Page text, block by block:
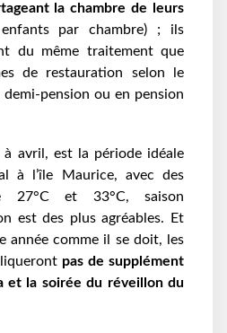
la chambre de leurs
par chambre) ; ils
du même traitement que
de restauration selon le
pension ou en pension
à avril, est la période idéale
à l’île Maurice, avec des
27°C et 33°C, saison
est des plus agréables. Et
année comme il se doit, les
pas de supplément
et la soirée du réveillon du